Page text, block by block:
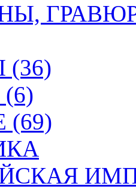
(69)